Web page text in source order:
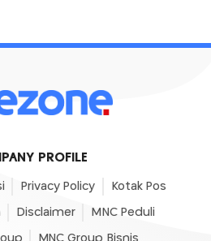
PROFILE
Privacy Policy Kotak Pos
Disclaimer MNC Peduli
MNC Group Bisnis